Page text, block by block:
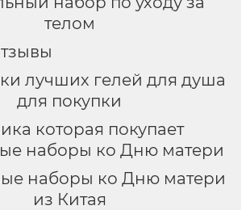
OEM-
маленьких детей с
телом
лучших гелей для душа
для покупки
которая покупает
наборы ко Дню матери
наборы ко Дню матери
из Китая